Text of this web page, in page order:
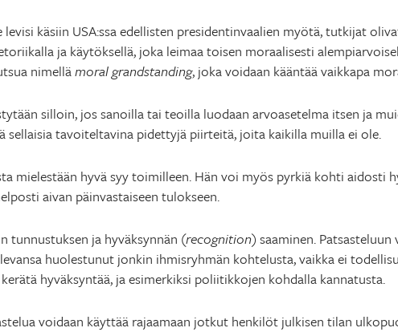
käsiin USA:ssa edellisten presidentinvaalien myötä, tutkijat
ja käytöksellä, joka leimaa toisen moraalisesti
nimellämoral grandstanding, joka voidaan kääntää vaikkapa
silloin, jos sanoilla tai teoilla luodaan arvoasetelma itsen ja
sellaisia tavoiteltavina pidettyjä piirteitä, joita kaikilla muilla ei ole.
mielestään hyvä syy toimilleen. Hän voi myös pyrkiä kohti aidosti
aivan päinvastaiseen tulokseen.
tunnustuksen ja hyväksynnän (recognition) saaminen.
huolestunut jonkin ihmisryhmän kohtelusta, vaikka ei
hyväksyntää, ja esimerkiksi poliitikkojen kohdalla kannatusta.
voidaan käyttää rajaamaan jotkut henkilöt julkisen tilan